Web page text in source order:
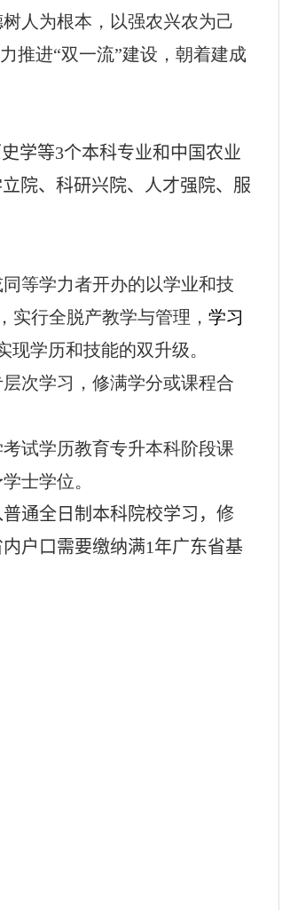
人为根本，以强农兴农为己
推进“双一流”建设，朝着建成
学等3个本科专业和中国农业
院、科研兴院、人才强院、服
等学力者开办的以学业和技
实行全脱产教学与管理， 学习
学历和技能的双升级。
次学习，修满学分或课程合
试学历教育专升本科阶段课
士学位。
通全日制本科院校学习，修
户口需要缴纳满1年广东省基